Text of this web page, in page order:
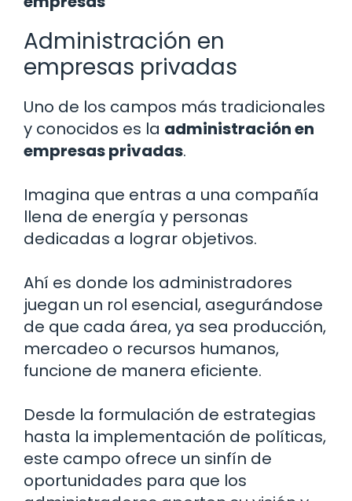
Administración en
empresas privadas
Uno de los campos más tradicionales
y conocidos es la administración en
empresas privadas.
Imagina que entras a una compañía
llena de energía y personas
dedicadas a lograr objetivos.
Ahí es donde los administradores
juegan un rol esencial, asegurándose
de que cada área, ya sea producción,
mercadeo o recursos humanos,
funcione de manera eficiente.
Desde la formulación de estrategias
hasta la implementación de políticas,
este campo ofrece un sinfín de
oportunidades para que los